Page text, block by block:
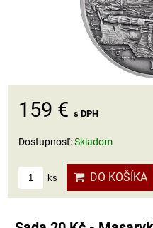
159 € s DPH
Dostupnosť:Skladom
ks DO KOŠÍKA